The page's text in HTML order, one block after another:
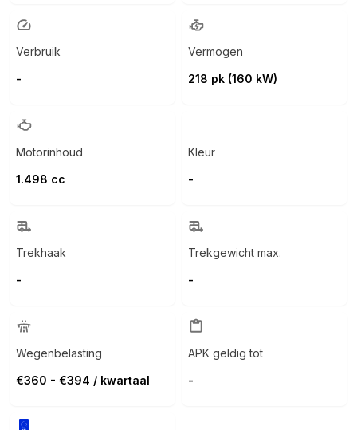
Verbruik
-
Vermogen
218 pk (160 kW)
Motorinhoud
1.498 cc
Kleur
-
Trekhaak
-
Trekgewicht max.
-
Wegenbelasting
€360 - €394 / kwartaal
APK geldig tot
-